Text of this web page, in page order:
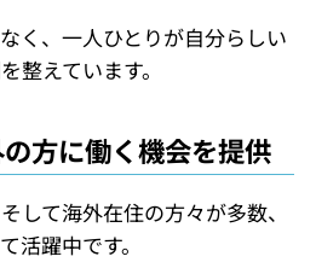
く、一人ひとりが自分らしい
整えています。
の方に働く機会を提供
して海外在住の方々が多数、
活躍中です。